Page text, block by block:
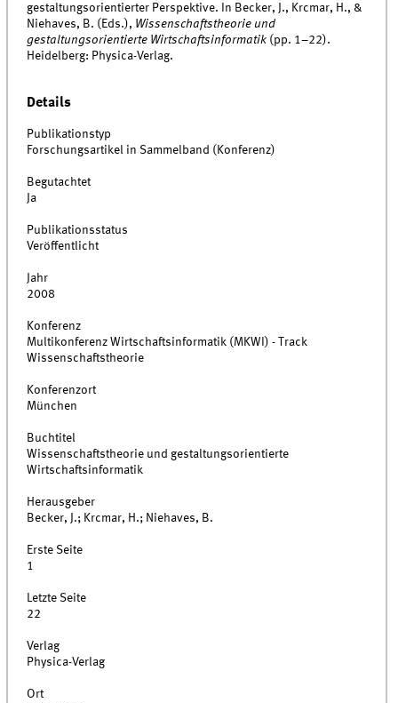
gestaltungsorientierter Perspektive. In Becker, J., Krcmar, H., &
Niehaves, B. (Eds.), Wissenschaftstheorie und
gestaltungsorientierte Wirtschaftsinformatik (pp. 1–22).
Heidelberg: Physica-Verlag.
Details
Publikationstyp
Forschungsartikel in Sammelband (Konferenz)
Begutachtet
Ja
Publikationsstatus
Veröffentlicht
Jahr
2008
Konferenz
Multikonferenz Wirtschaftsinformatik (MKWI) - Track
Wissenschaftstheorie
Konferenzort
München
Buchtitel
Wissenschaftstheorie und gestaltungsorientierte
Wirtschaftsinformatik
Herausgeber
Becker, J.; Krcmar, H.; Niehaves, B.
Erste Seite
1
Letzte Seite
22
Verlag
Physica-Verlag
Ort